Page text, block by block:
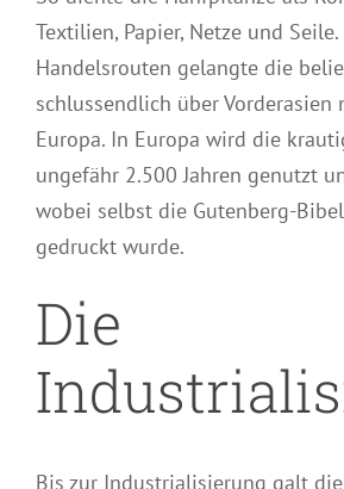
Textilien, Papier, Netze und
Handelsrouten gelangte die
schlussendlich über Vorderasien
Europa. In Europa wird die
ungefähr 2.500 Jahren genutzt
wobei selbst die Gutenberg-
gedruckt wurde.
Die
Bis zur Industrialisierung galt